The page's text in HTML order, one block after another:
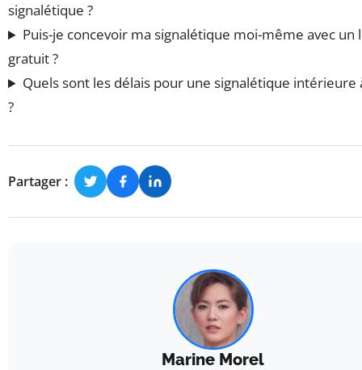
signalétique ?
Puis-je concevoir ma signalétique moi-même avec un
gratuit ?
Quels sont les délais pour une signalétique intérieure
?
Partager :
Marine Morel